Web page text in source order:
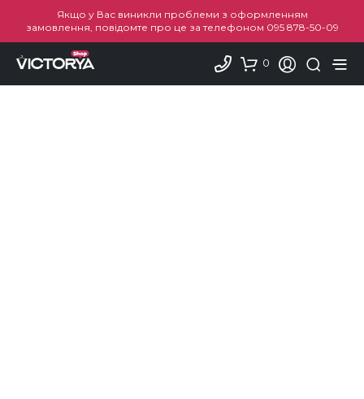
Якщо у Вас виникли проблеми з оформленням
замовлення, повідомте про це за телефоном 095 878-50-09
0